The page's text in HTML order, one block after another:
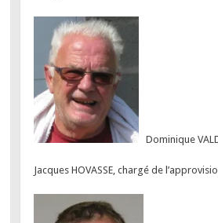
Dominique
Jacques HOVASSE, chargé de